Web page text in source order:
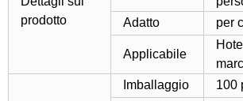
prodotto
Adatto
per
Applicabile
Imballaggio
100